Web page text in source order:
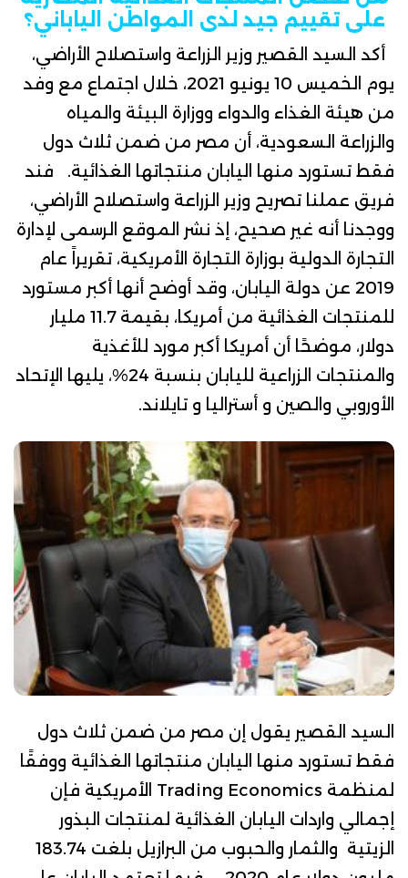
على تقييم جيد لدى المواطن الياباني؟
أكد السيد القصير وزير الزراعة واستصلاح الأراضي،
يوم الخميس 10 يونيو 2021، خلال اجتماع مع وفد
من هيئة الغذاء والدواء ووزارة البيئة والمياه
والزراعة السعودية، أن مصر من ضمن ثلاث دول
فقط تستورد منها اليابان منتجاتها الغذائية. فند
فريق عملنا تصريح وزير الزراعة واستصلاح الأراضي،
ووجدنا أنه غير صحيح، إذ نشر الموقع الرسمى لإدارة
التجارة الدولية بوزارة التجارة الأمريكية، تقريراً عام
2019 عن دولة اليابان، وقد أوضح أنها أكبر مستورد
للمنتجات الغذائية من أمريكا، بقيمة 11.7 مليار
دولار، موضحًا أن أمريكا أكبر مورد للأغذية
والمنتجات الزراعية لليابان بنسبة 24%، يليها الإتحاد
الأوروبي والصين و أستراليا و تايلاند.
السيد القصير يقول إن مصر من ضمن ثلاث دول
فقط تستورد منها اليابان منتجاتها الغذائية ووفقًا
لمنظمة Trading Economics الأمريكية فإن
إجمالي واردات اليابان الغذائية لمنتجات البذور
الزيتية والثمار والحبوب من البرازيل بلغت 183.74